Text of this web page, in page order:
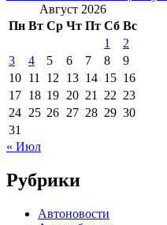
Август 2026
Пн Вт Ср Чт Пт Сб Вс
1
2
3
4 5 6 7 8
9
10 11 12 13 14 15 16
17 18 19 20 21 22 23
24 25 26 27 28 29 30
31
« Июл
Рубрики
Автоновости